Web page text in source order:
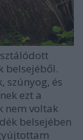
belsejéből.
szúnyog, és
ezt a
nem voltak
belsejében